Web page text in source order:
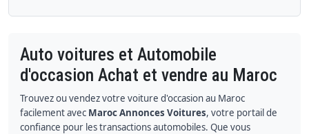
Auto voitures et Automobile
d'occasion Achat et vendre au Maroc
Trouvez ou vendez votre voiture d'occasion au Maroc
facilement avec Maroc Annonces Voitures, votre portail de
confiance pour les transactions automobiles. Que vous